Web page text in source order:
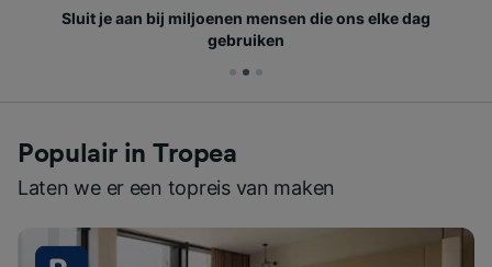
Sluit je aan bij miljoenen mensen die ons elke dag
gebruiken
Populair in Tropea
Laten we er een topreis van maken